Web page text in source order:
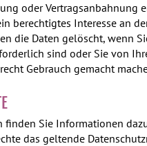
oder Vertragsanbahnung
berechtigtes Interesse an
die Daten gelöscht, wenn
sind oder Sie von
Gebrauch gemacht
finden Sie Informationen
das geltende